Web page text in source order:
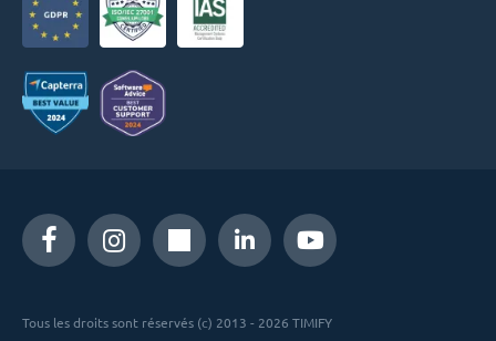
Tous les droits sont réservés (c) 2013 - 2026 TIMIFY